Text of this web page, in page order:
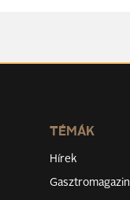
TÉMÁK
Hírek
Gasztromagazin